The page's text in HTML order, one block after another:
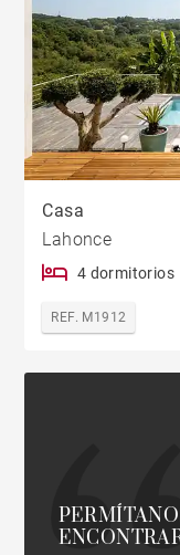
Casa
Lahonce
4 dormitorios
REF. M1912